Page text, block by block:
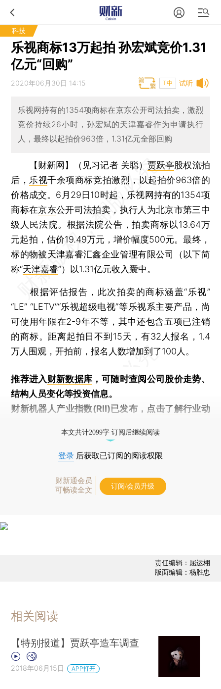
科技
乐视商标13万起拍 孙宏斌竞价1.31
亿元“回购”
试听
2020年06月30日 14:15 T中
乐视网持有的1354项商标在京东公开司法拍卖，激烈
竞价持续26小时，孙宏斌的天津嘉睿作为申请执行
人，最终以起拍价963倍，1.31亿元全部回购
【财新网】（见习记者 关聪）贾跃亭股权流拍
后， 乐视千余项商标竞拍激烈，以起拍价963倍的
价格成交。6月29日10时起，乐视网持有的1354项
商标在京东公开司法拍卖，执行人为北京市第三中
级人民法院。根据法院公告，拍卖商标以13.64万
元起拍，估价19.49万元，增价幅度500元。最终，
标的物被天津嘉睿汇鑫企业管理有限公司（以下简
称“天津嘉睿”）以1.31亿元收入囊中。
根据评估报告，此次拍卖的商标涵盖“乐视”
“LE” “LETV”“乐视超级电视”等乐视系主要产品，尚
可使用年限在2-9年不等，其中还包含五项已注销
的商标。距离起拍日不到15天，有32人报名，1.4
万人围观，开拍前，报名人数增加到了100人。
推荐进入财新数据库 ，可随时查阅公司股价走势、
结构人员变化等投资信息。
财新机器人产业指数(RII)已发布， 点击了解行业动
本文共计2099字 订阅后继续阅读
登录 后获取已订阅的阅读权限
财新通会员
可畅读全文
订阅/会员升级
责任编辑：屈运栩
版面编辑：杨胜忠
相关阅读
【特别报道】贾跃亭造车调查
2018年06月15日 APP打开